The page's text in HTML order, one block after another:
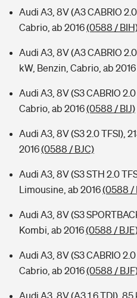
Audi A3, 8V (A3 CABRIO
Cabrio, ab 2016(0588 /
Audi A3, 8V (A3 CABRIO
kW, Benzin, Cabrio, ab 2016
Audi A3, 8V (S3 CABRIO
Cabrio, ab 2016(0588 / BIJ)
Audi A3, 8V (S3 2.0 TFSI),
2016(0588 / BJC)
Audi A3, 8V (S3 STH 2.0
Limousine, ab 2016(0588 /
Audi A3, 8V (S3
Kombi, ab 2016(0588 /
Audi A3, 8V (S3 CABRIO 2.0
Cabrio, ab 2016(0588 /
Audi A3, 8V (A3 1.6 TDI),